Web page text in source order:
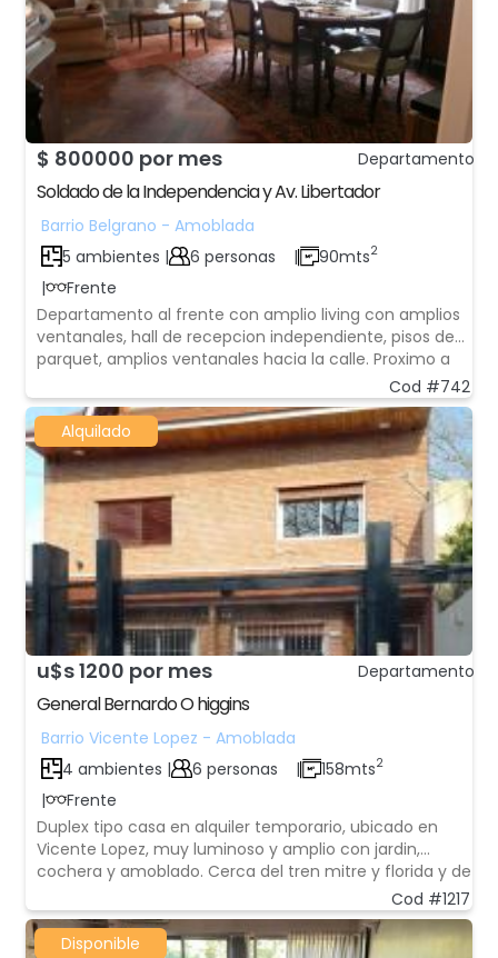
$ 800000 por mes Departamento
Soldado de la Independencia y Av. Libertador
Barrio Belgrano - Amoblada
5 ambientes |
6 personas | 90mts2
|
Frente
Departamento al frente con amplio living con amplios
ventanales, hall de recepcion independiente, pisos de
parquet, amplios ventanales hacia la calle. Proximo a
Bosques de Palermo, Las Canitas, Av. Cabildo, Estacion
de Tren Belgrano, Barrancas de Belgrano, Av. Cabildo, Av.
Federico Lacroze, Av. Olle
Cod #742
Alquilado
u$s 1200 por mes Departamento
General Bernardo O higgins
Barrio Vicente Lopez - Amoblada
4 ambientes |
6 personas | 158mts2
|
Frente
Duplex tipo casa en alquiler temporario, ubicado en
Vicente Lopez, muy luminoso y amplio con jardin,
cochera y amoblado. Cerca del tren mitre y florida y de
Cod #1217
Disponible